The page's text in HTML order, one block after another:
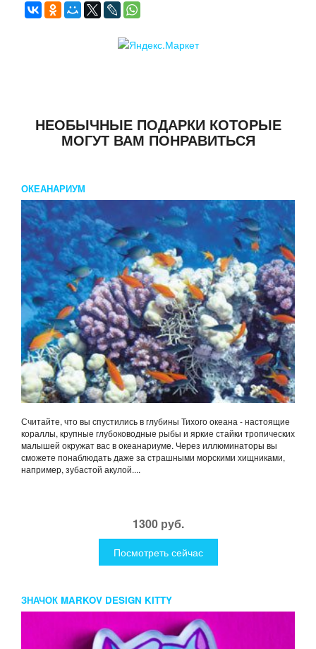
НЕОБЫЧНЫЕ ПОДАРКИ КОТОРЫЕ
МОГУТ ВАМ ПОНРАВИТЬСЯ
ОКЕАНАРИУМ
Считайте, что вы спустились в глубины Тихого океана - настоящие
кораллы, крупные глубоководные рыбы и яркие стайки тропических
малышей окружат вас в океанариуме. Через иллюминаторы вы
сможете понаблюдать даже за страшными морскими хищниками,
например, зубастой акулой....
1300 руб.
Посмотреть сейчас
ЗНАЧОК MARKOV DESIGN KITTY